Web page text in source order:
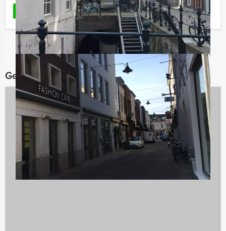
LEES MEER Favoriet
Gerelateerde categorieën
Rondleidingen